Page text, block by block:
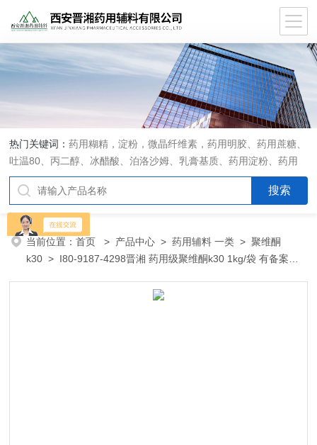
热门关键词：药用糊精，淀粉，微晶纤维素，药用明胶、药用蔗糖、
吐温80、丙二醇、冰醋酸、泊洛沙姆、乳膏基质、药用淀粉、药用
糊精、硬脂酸镁、聚丙烯酸树脂系列、羧甲基淀粉钠、羧甲基纤维素
钠、可溶性淀粉、甘露醇、羟丙纤维素、羟丙基甲基纤维素、乳糖、
交联聚维酮、交联羧甲基纤维素钠、聚乙二醇（PEG）系列、二氧化
硅、聚乙烯吡咯烷酮、十八醇、十六醇、预交化淀粉、微晶纤维素、
甲基纤维素、乙基纤维素，三氯蔗糖，麝香草酚，药用蜂蜜，
当前位置：首页 > 产品中心 >药用辅料 一类 >聚维酮
k30 > I80-9187-4298晋湘 药用级聚维酮k30 1kg/袋 有备案登